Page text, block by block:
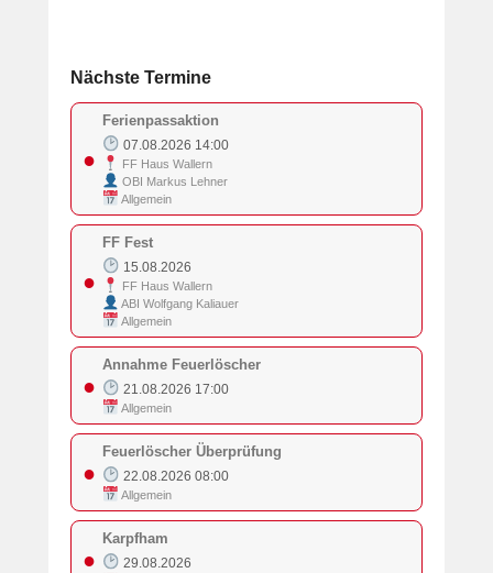
Nächste Termine
●
Ferienpassaktion
07.08.2026 14:00
FF Haus Wallern
OBI Markus Lehner
Allgemein
●
FF Fest
15.08.2026
FF Haus Wallern
ABI Wolfgang Kaliauer
Allgemein
●
Annahme Feuerlöscher
21.08.2026 17:00
Allgemein
●
Feuerlöscher Überprüfung
22.08.2026 08:00
Allgemein
●
Karpfham
29.08.2026